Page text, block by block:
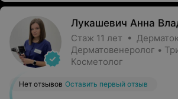
Лукашевич Анна
Стаж 11 лет •
Дерматовенеролог •
Косметолог
Нет отзывов Оставить первый отзыв